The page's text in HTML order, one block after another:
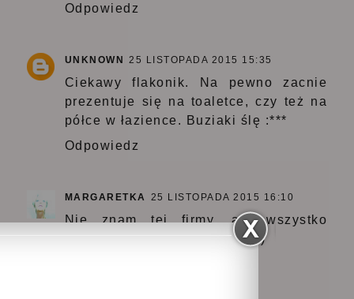
Odpowiedz
UNKNOWN 25 LISTOPADA 2015 15:35
Ciekawy flakonik. Na pewno zacnie
prezentuje się na toaletce, czy też na
półce w łazience. Buziaki ślę :***
Odpowiedz
MARGARETKA 25 LISTOPADA 2015 16:10
Nie znam tej firmy, ale wszystko
przede mną, śliczne zdjęcia :)